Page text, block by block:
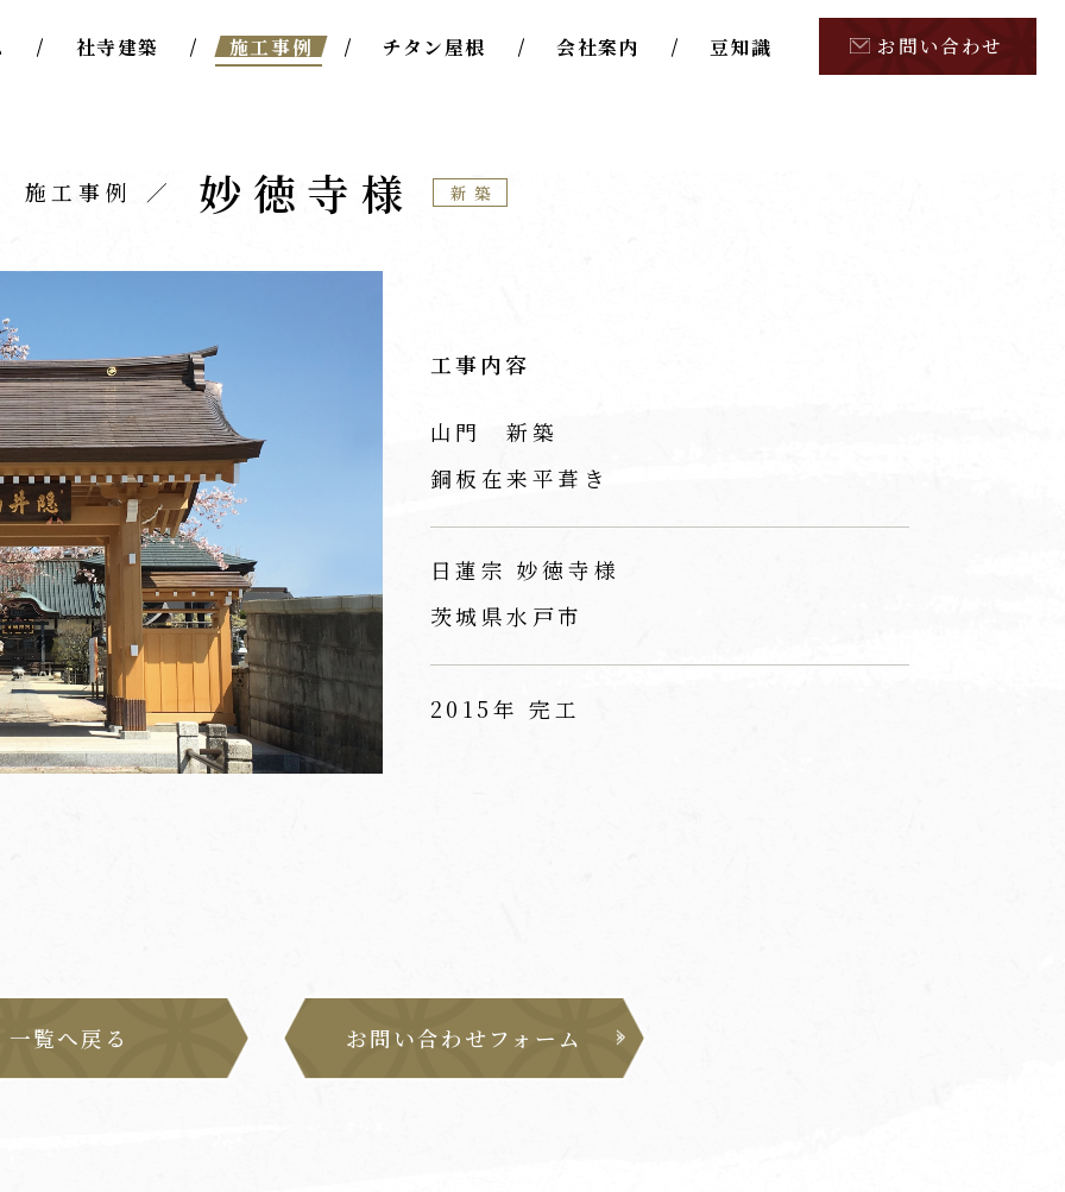
社寺建築 施工事例 チタン屋根 会社案内 豆知識 お問い合わせ
施工事例 妙徳寺様 新築
工事内容
山門 新築
銅板在来平葺き
日蓮宗 妙徳寺様
茨城県水戸市
2015年 完工
一覧へ戻る お問い合わせフォーム